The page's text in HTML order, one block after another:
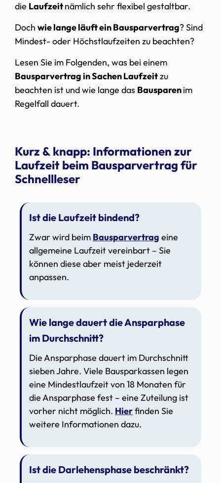
die Laufzeitnämlich sehr flexibel gestaltbar.
Doch wie lange läuft ein Bausparvertrag? Sind
Mindest- oder Höchstlaufzeiten zu beachten?
Lesen Sie im Folgenden, was bei einem
Bausparvertrag in Sachen Laufzeitzu
beachten ist und wie lange das Bausparenim
Regelfall dauert.
Kurz & knapp: Informationen zur
Laufzeit beim Bausparvertrag für
Schnellleser
Ist die Laufzeit bindend?
Zwar wird beim Bausparvertrag eine
allgemeine Laufzeit vereinbart – Sie
können diese aber meist jederzeit
anpassen.
Wie lange dauert die Ansparphase
im Durchschnitt?
Die Ansparphase dauert im Durchschnitt
sieben Jahre. Viele Bausparkassen legen
eine Mindestlaufzeit von 18 Monaten für
die Ansparphase fest – eine Zuteilung ist
vorher nicht möglich. Hierfinden Sie
weitere Informationen dazu.
Ist die Darlehensphase beschränkt?